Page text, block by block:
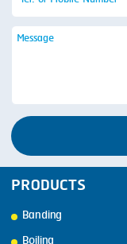
PRODUCTS
Banding